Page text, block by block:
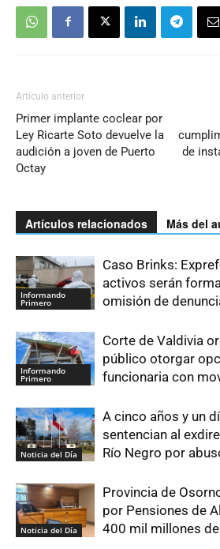
Artículo anterior
Primer implante coclear por
Ley Ricarte Soto devuelve la
audición a joven de Puerto
Octay
de
Artículos relacionados Más del
Informando
Primero
Caso Brinks:
activos serán
omisión de
Informando
Primero
Corte de Valdivia
público otorgar
funcionaria con
Noticia del Día
A cinco años y un
sentencian al
Río Negro por
Noticia del Día
Provincia de
por Pensiones de
400 mil millones